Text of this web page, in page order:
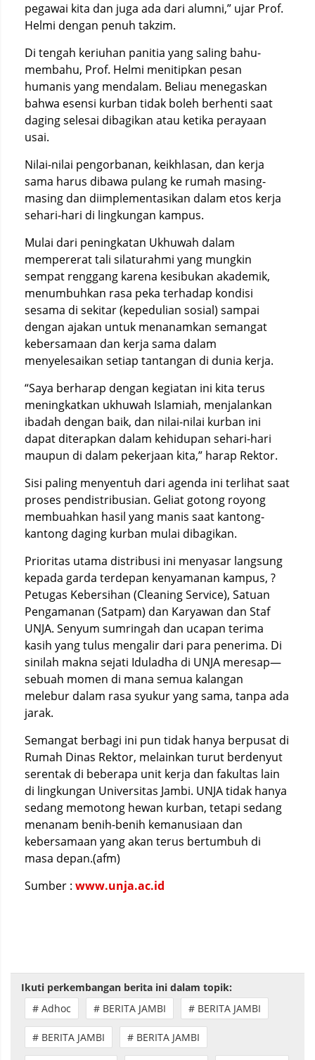
pegawai kita dan juga ada dari alumni,” ujar Prof.
Helmi dengan penuh takzim.
Di tengah keriuhan panitia yang saling bahu-
membahu, Prof. Helmi menitipkan pesan
humanis yang mendalam. Beliau menegaskan
bahwa esensi kurban tidak boleh berhenti saat
daging selesai dibagikan atau ketika perayaan
usai.
Nilai-nilai pengorbanan, keikhlasan, dan kerja
sama harus dibawa pulang ke rumah masing-
masing dan diimplementasikan dalam etos kerja
sehari-hari di lingkungan kampus.
Mulai dari peningkatan Ukhuwah dalam
mempererat tali silaturahmi yang mungkin
sempat renggang karena kesibukan akademik,
menumbuhkan rasa peka terhadap kondisi
sesama di sekitar (kepedulian sosial) sampai
dengan ajakan untuk menanamkan semangat
kebersamaan dan kerja sama dalam
menyelesaikan setiap tantangan di dunia kerja.
“Saya berharap dengan kegiatan ini kita terus
meningkatkan ukhuwah Islamiah, menjalankan
ibadah dengan baik, dan nilai-nilai kurban ini
dapat diterapkan dalam kehidupan sehari-hari
maupun di dalam pekerjaan kita,” harap Rektor.
Sisi paling menyentuh dari agenda ini terlihat saat
proses pendistribusian. Geliat gotong royong
membuahkan hasil yang manis saat kantong-
kantong daging kurban mulai dibagikan.
Prioritas utama distribusi ini menyasar langsung
kepada garda terdepan kenyamanan kampus, ?
Petugas Kebersihan (Cleaning Service), Satuan
Pengamanan (Satpam) dan Karyawan dan Staf
UNJA. Senyum sumringah dan ucapan terima
kasih yang tulus mengalir dari para penerima. Di
sinilah makna sejati Iduladha di UNJA meresap—
sebuah momen di mana semua kalangan
melebur dalam rasa syukur yang sama, tanpa ada
jarak.
Semangat berbagi ini pun tidak hanya berpusat di
Rumah Dinas Rektor, melainkan turut berdenyut
serentak di beberapa unit kerja dan fakultas lain
di lingkungan Universitas Jambi. UNJA tidak hanya
sedang memotong hewan kurban, tetapi sedang
menanam benih-benih kemanusiaan dan
kebersamaan yang akan terus bertumbuh di
masa depan.(afm)
Sumber : www.unja.ac.id
Ikuti perkembangan berita ini dalam topik:
# Adhoc
# BERITA JAMBI # BERITA JAMBI
# BERITA JAMBI # BERITA JAMBI